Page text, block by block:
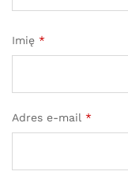
Imię *
Adres e-mail *